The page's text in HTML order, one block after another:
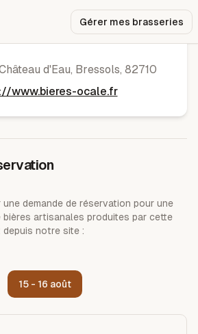
Gérer mes brasseries
d'Eau, Bressols, 82710
www.bieres-ocale.fr
demande de réservation pour une
artisanales produites par cette
notre site :
15 - 16 août